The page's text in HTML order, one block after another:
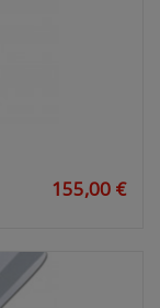
155,00 €